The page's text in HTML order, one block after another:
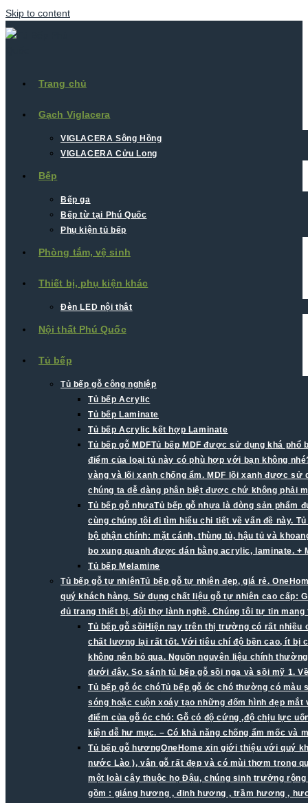
Skip to content
Trang chủ
Gạch Viglacera
VIGLACERA Sông Hồng
VIGLACERA Cửu Long
Bếp
Bếp ga
Bếp từ tại Phú Quốc
Phụ kiện tủ bếp
Phòng tắm, vệ sinh
Thiết bị, phụ kiện khác
Đèn LED nội thât
Nội thất Phú Quốc
Tủ bếp
Tủ bếp gỗ công nghiệp
Tủ bếp Acrylic
Tủ bếp Laminate
Tủ bếp Acrylic kết hợp Laminate
Tủ bếp gỗ MDFTủ bếp MDF được sử dụng khá phổ
điểm của loại tủ này có phù hợp với bạn không
vàng và lõi xanh chống ẩm. MDF lõi xanh được
chúng ta dễ dàng phân biệt được chứ không phải
Tủ bếp gỗ nhựaTủ bếp gỗ nhựa là dòng sản phẩm
cùng chúng tôi đi tìm hiểu chi tiết về vấn đề này.
bộ phận chính: mặt cánh, thùng tủ, hậu tủ và
bo xung quanh được dán bằng acrylic, laminate.
Tủ bếp Melamine
Tủ bếp gỗ tự nhiênTủ bếp gỗ tự nhiên đẹp, giá rẻ.
quý khách hàng. Sử dụng chất liệu gỗ tự nhiên cao cấp:
đủ trang thiết bị, đội thợ lành nghề. Chúng tôi tự tin
Tủ bếp gỗ sồi Hiện nay trên thị trường có rất nhiều
chất lượng lại rất tốt. Với tiêu chí độ bền cao, ít bị
không nên bỏ qua. Nguồn nguyên liệu chính
dưới đây. So sánh tủ bếp gỗ sồi nga và sồi mỹ 1.
Tủ bếp gỗ óc chóTủ bếp gỗ óc chó thường có màu
sóng hoặc cuộn xoáy tạo những đốm hình đẹp
điểm của gỗ óc chó: Gỗ có độ cứng ,độ chịu lực
kiện dễ hư mục. – Có khả năng chống ẩm mốc
Tủ bếp gỗ hươngOneHome xin giới thiệu với quý
nước Lào ), vân gỗ rất đẹp và có mùi thơm trong
một loài cây thuộc họ Đậu, chúng sinh trưởng
gồm : giáng hương , đinh hương , trầm hương ,